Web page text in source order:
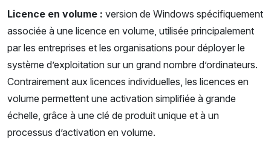
Licence en volume : version de Windows spécifiquement
associée à une licence en volume, utilisée principalement
par les entreprises et les organisations pour déployer le
système d’exploitation sur un grand nombre d’ordinateurs.
Contrairement aux licences individuelles, les licences en
volume permettent une activation simplifiée à grande
échelle, grâce à une clé de produit unique et à un
processus d’activation en volume.